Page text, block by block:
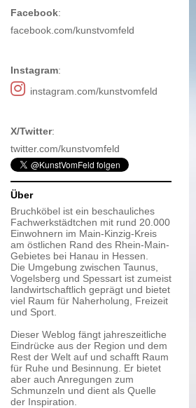
Facebook:
facebook.com/kunstvomfeld
Instagram:
instagram.com/kunstvomfeld
X/Twitter:
twitter.com/kunstvomfeld
Über
Bruchköbel ist ein beschauliches
Fachwerkstädtchen mit rund 20.000
Einwohnern im Main-Kinzig-Kreis
am östlichen Rand des Rhein-Main-
Gebietes bei Hanau in Hessen.
Die Umgebung zwischen Taunus,
Vogelsberg und Spessart ist zumeist
landwirtschaftlich geprägt und bietet
viel Raum für Naherholung, Freizeit
und Sport.
Dieser Weblog fängt jahreszeitliche
Eindrücke aus der Region und dem
Rest der Welt auf und schafft Raum
für Ruhe und Besinnung. Er bietet
aber auch Anregungen zum
Schmunzeln und dient als Quelle
der Inspiration.